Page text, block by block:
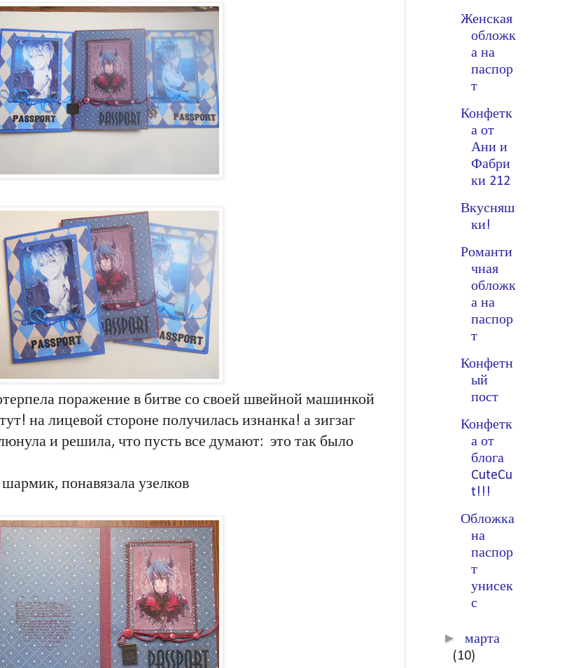
поражение в битве со своей швейной машинкой
на лицевой стороне получилась изнанка! а зигзаг
и решила, что пусть все думают: это так было
понавязала узелков
Женская
обложк
а на
паспор
т
Конфетк
а от
Ани и
Фабри
ки 212
Вкусняш
ки!
Романти
чная
обложк
а на
паспор
т
Конфетн
ый
пост
Конфетк
а от
блога
CuteCu
t!!!
Обложка
на
паспор
т
унисек
с
► марта
(10)